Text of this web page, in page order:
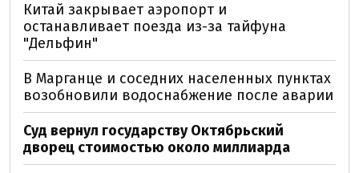
Китай закрывает аэропорт и
останавливает поезда из-за тайфуна
"Дельфин"
В Марганце и соседних населенных пунктах
возобновили водоснабжение после аварии
Суд вернул государству Октябрьский
дворец стоимостью около миллиарда